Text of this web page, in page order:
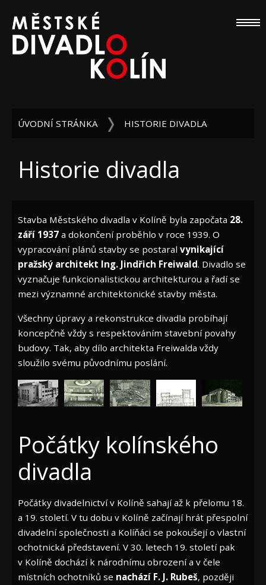
ÚVODNÍ STRÁNKA HISTORIE DIVADLA
Historie divadla
Stavba Městského divadla v Kolíně byla započata 28.
září 1937 a dokončení proběhlo v roce 1939. O
vypracování plánů stavby se postaral vynikající
pražský architekt Ing. Jindřich Freiwald. Divadlo se
vyznačuje funkcionalistickou architekturou a řadí se
mezi významné architektonické stavby města.
Všechny úpravy a rekonstrukce divadla probíhají
koncepčně vždy s respektováním stavební povahy
budovy. Tak, aby dílo architekta Freiwalda vždy
sloužilo svému původnímu poslání.
Počátky kolínského
divadla
Počátky divadelnictví v Kolíně sahají až k přelomu 18.
a 19. století. V tu dobu v Kolíně začínají hrát přespolní
divadelní společnosti a Kolíňáci se pokoušejí o vlastní
ochotnická představení. V 30. letech 19. století pak
v Kolíně dochází k národnímu obrození a v čele
místních ochotníků se nachází F. J. Rubeš, později